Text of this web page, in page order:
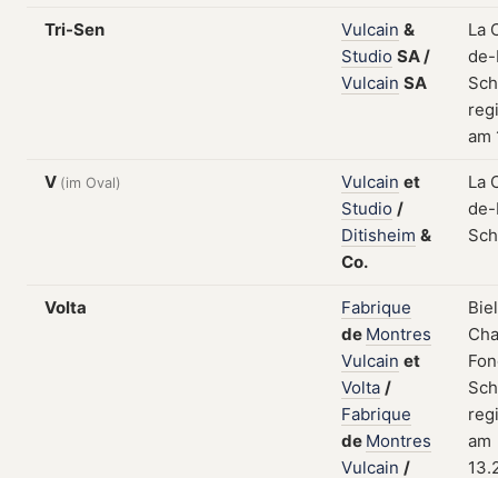
Tri-Sen Vulcain &
Studio SA/
Vulcain SA
La
de-
am
V (im Oval) Vulcain et
Studio /
Ditisheim &
Co.
La
de-
Volta
Fabrique
de Montres
Vulcain et
Volta /
Fabrique
de Montres
Vulcain /
am